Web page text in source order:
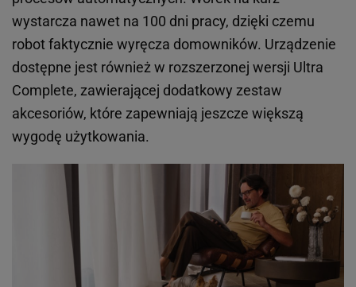
wystarcza nawet na 100 dni pracy, dzięki czemu
robot faktycznie wyręcza domowników. Urządzenie
dostępne jest również w rozszerzonej wersji Ultra
Complete, zawierającej dodatkowy zestaw
akcesoriów, które zapewniają jeszcze większą
wygodę użytkowania.